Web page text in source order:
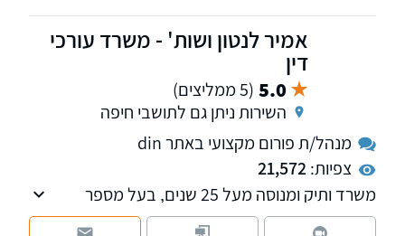
אמיר לנטון ושות' - משרד עורכי
דין
5.0 (5 ממליצים)
השירות ניתן גם לתושבי חיפה
מנהל/ת פורום מקצועי באתר din
צפיות:21,572
משרד ותיק ומנוסה מעל 25 שנים, בעל מספר
מחלקות לרבות מקרקעין, משפחה, ירושה, הוצאה